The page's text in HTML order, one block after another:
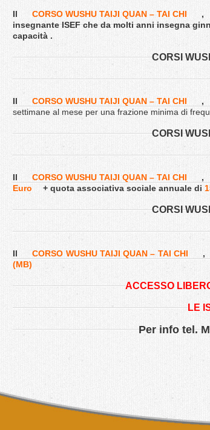
Il CORSO WUSHU TAIJI QUAN – TAI CHI ,
insegnante ISEF che da molti anni insegna
capacità .
CORSI
Il CORSO WUSHU TAIJI QUAN – TAI CHI ,
settimane al mese per una frazione minima di
CORSI
Il CORSO WUSHU TAIJI QUAN – TAI CHI ,
Euro
+ quota associativa sociale annuale di
CORSI
Il CORSO WUSHU TAIJI QUAN – TAI CHI ,
(MB)
ACCESSO
LE
Per info tel.